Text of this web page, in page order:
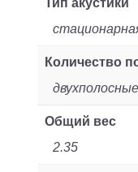
Количество
двухполосные
Общий вес
2.35